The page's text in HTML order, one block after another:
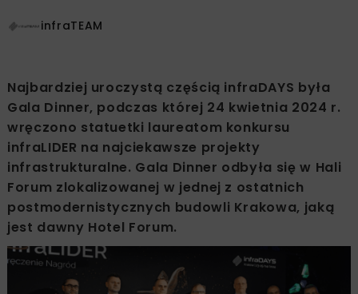
infraTEAM
Najbardziej uroczystą częścią infraDAYS była
Gala Dinner, podczas której 24 kwietnia 2024 r.
wręczono statuetki laureatom konkursu
infraLIDER na najciekawsze projekty
infrastrukturalne. Gala Dinner odbyła się w Hali
Forum zlokalizowanej w jednej z ostatnich
postmodernistycznych budowli Krakowa, jaką
jest dawny Hotel Forum.